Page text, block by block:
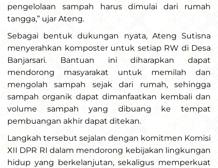
pengelolaan sampah harus dimulai dari rumah
tangga,” ujar Ateng.
Sebagai bentuk dukungan nyata, Ateng Sutisna
menyerahkan komposter untuk setiap RW di Desa
Banjarsari. Bantuan ini diharapkan dapat
mendorong masyarakat untuk memilah dan
mengolah sampah sejak dari rumah, sehingga
sampah organik dapat dimanfaatkan kembali dan
volume sampah yang dibuang ke tempat
pembuangan akhir dapat ditekan.
Langkah tersebut sejalan dengan komitmen Komisi
XII DPR RI dalam mendorong kebijakan lingkungan
hidup yang berkelanjutan, sekaligus memperkuat